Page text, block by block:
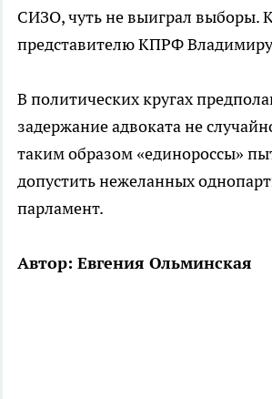
СИЗО, чуть не выиграл выборы.
представителю КПРФ
В политических кругах
задержание адвоката не
таким образом «единороссы»
допустить нежеланных
парламент.
Автор: Евгения Ольминская